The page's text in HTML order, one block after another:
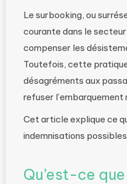
Le surbooking, ou
courante dans le
compenser les
Toutefois, cette
désagréments aux
refuser
Cet article explique ce
indemnisations
Qu’est-ce